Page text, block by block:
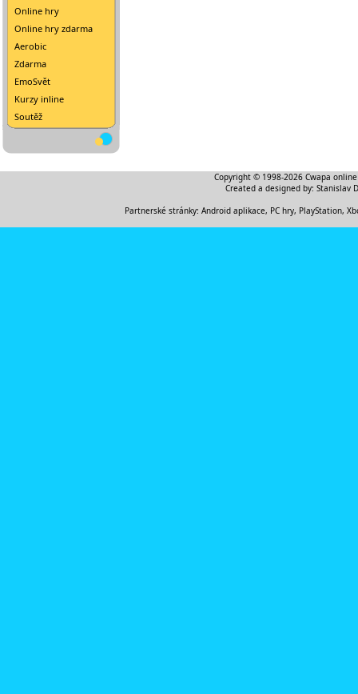
Online hry
Online hry zdarma
Aerobic
Zdarma
EmoSvět
Kurzy inline
Soutěž
Copyright © 1998-2026 Cwapa
Created a designed by: Stanislav
Partnerské stránky: Android aplikace, PC hry, PlayStation,